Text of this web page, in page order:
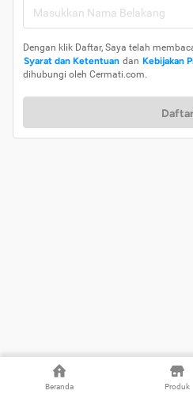
Beranda Produk
Dengan klik Daftar, Saya telah
Syarat dan Ketentuan dan Kebijakan
dihubungi oleh Cermati.com.
Daftar